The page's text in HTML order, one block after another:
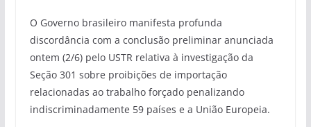
O Governo brasileiro manifesta profunda
discordância com a conclusão preliminar anunciada
ontem (2/6) pelo USTR relativa à investigação da
Seção 301 sobre proibições de importação
relacionadas ao trabalho forçado penalizando
indiscriminadamente 59 países e a União Europeia.